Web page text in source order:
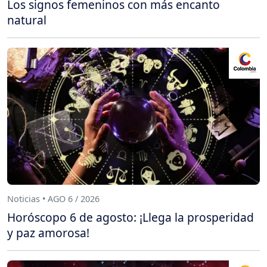
Los signos femeninos con más encanto
natural
Noticias • AGO 6 / 2026
Horóscopo 6 de agosto: ¡Llega la prosperidad
y paz amorosa!